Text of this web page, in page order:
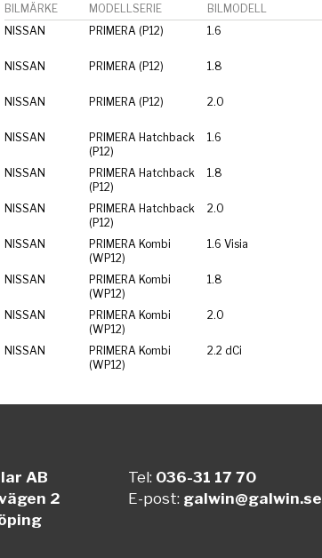
BILMÄRKE MODELLSERIE BILMODELL
NISSAN
PRIMERA (P12) 1.6
NISSAN
PRIMERA (P12) 1.8
NISSAN
PRIMERA (P12) 2.0
NISSAN
PRIMERA Hatchback
(P12)
1.6
NISSAN
PRIMERA Hatchback
(P12)
1.8
NISSAN
PRIMERA Hatchback
(P12)
2.0
NISSAN
PRIMERA Kombi
(WP12)
1.6 Visia
NISSAN
PRIMERA Kombi
(WP12)
1.8
NISSAN
PRIMERA Kombi
(WP12)
2.0
NISSAN
PRIMERA Kombi
(WP12)
2.2 dCi
AB
2
Tel: 036-31 17 70
E-post: galwin@galwin.se